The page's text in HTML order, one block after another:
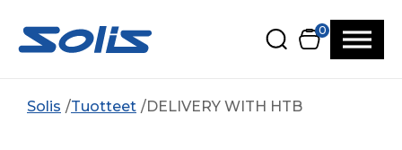
0
Solis Tuotteet DELIVERY WITH HTB